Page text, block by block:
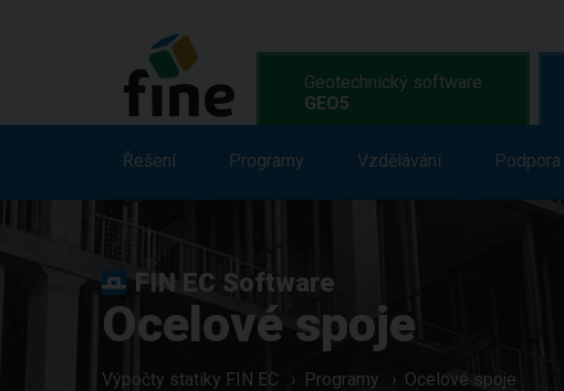
Geotechnický software
GEO5
Řešení Vlastnosti Programy Vzdělávání
Řešení Programy Vzdělávání Podpora
FIN EC Software
Ocelové spoje
Výpočty statiky FIN EC Programy Ocelové spoje